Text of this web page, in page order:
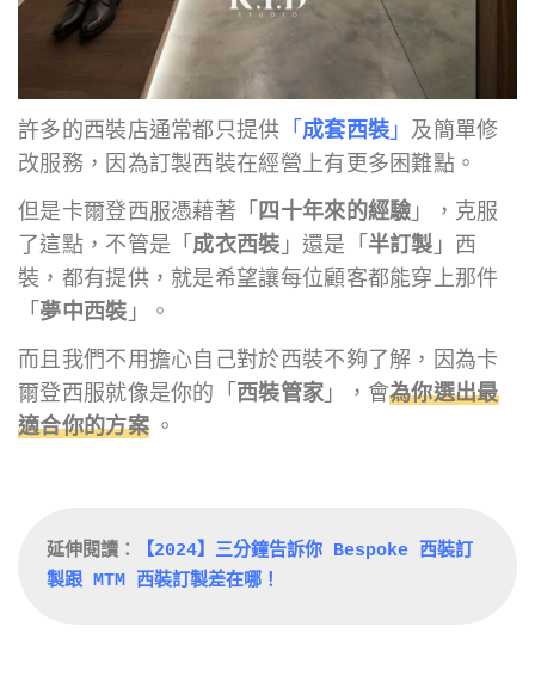
許多的西裝店通常都只提供 「成套西裝 」 及簡單修
改服務，因為訂製西裝在經營上有更多困難點。
但是卡爾登西服憑藉著「四十年來的經驗 」，克服
了這點，不管是「成衣西裝 」還是「半訂製 」西
裝，都有提供，就是希望讓每位顧客都能穿上那件
「夢中西裝 」。
而且我們不用擔心自己對於西裝不夠了解，因為卡
爾登西服就像是你的「西裝管家 」，會為你選出最
適合你的方案。
延伸閱讀：
【2024】三分鐘告訴你 Bespoke 西裝訂
製跟 MTM 西裝訂製差在哪！